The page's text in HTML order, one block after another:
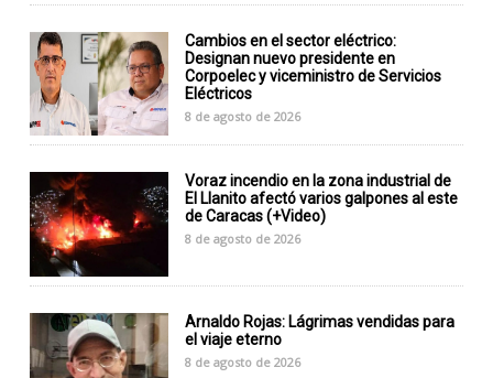
Cambios en el sector eléctrico:
Designan nuevo presidente en
Corpoelec y viceministro de Servicios
Eléctricos
8 de agosto de 2026
Voraz incendio en la zona industrial de
El Llanito afectó varios galpones al este
de Caracas (+Video)
8 de agosto de 2026
Arnaldo Rojas: Lágrimas vendidas para
el viaje eterno
8 de agosto de 2026